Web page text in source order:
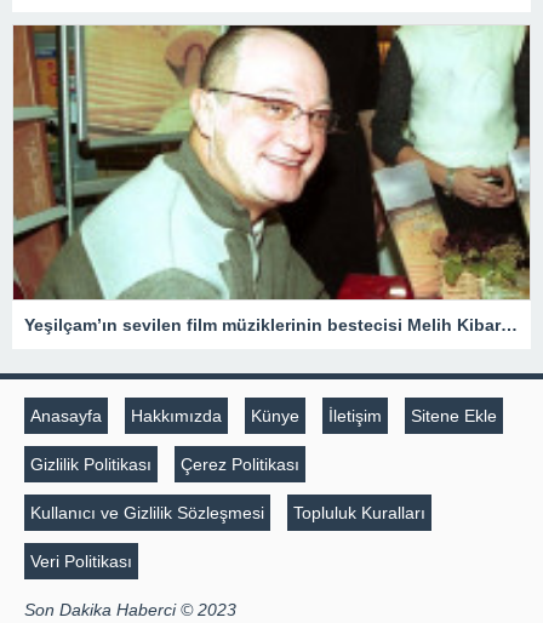
Yeşilçam’ın sevilen film müziklerinin bestecisi Melih Kibar anılıyor
Anasayfa Hakkımızda Künye İletişim Sitene Ekle
Gizlilik Politikası Çerez Politikası
Kullanıcı ve Gizlilik Sözleşmesi Topluluk Kuralları
Veri Politikası
Son Dakika Haberci © 2023